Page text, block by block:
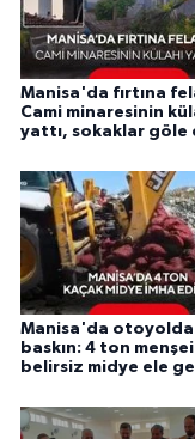
Manisa'da fırtına
Cami minaresinin
yattı, sokaklar göle
Manisa'da otoyolda
baskın: 4 ton menşei
belirsiz midye ele